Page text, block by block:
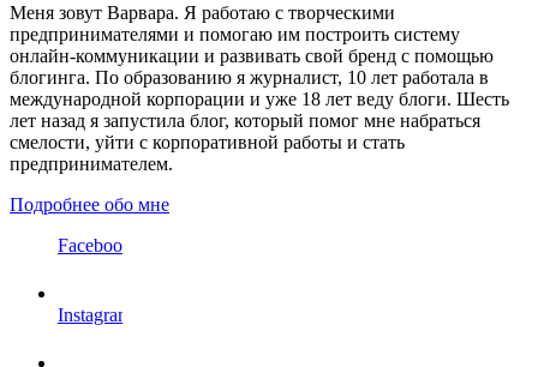
Меня зовут Варвара. Я работаю с творческими
предпринимателями и помогаю им построить систему
онлайн-коммуникации и развивать свой бренд с помощью
блогинга. По образованию я журналист, 10 лет работала в
международной корпорации и уже 18 лет веду блоги. Шесть
лет назад я запустила блог, который помог мне набраться
смелости, уйти с корпоративной работы и стать
предпринимателем.
Подробнее обо мне
Facebook
Instagram